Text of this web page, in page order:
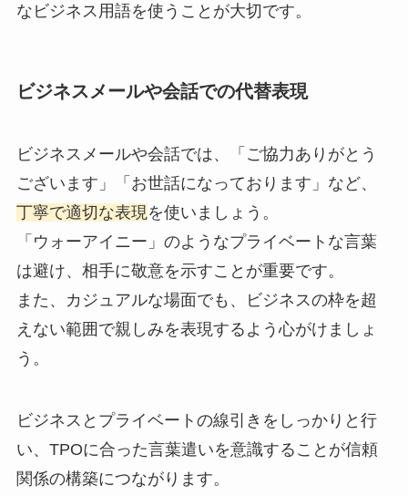
なビジネス用語を使うことが大切です。
ビジネスメールや会話での代替表現
ビジネスメールや会話では、「ご協力ありがとう
ございます」「お世話になっております」など、
丁寧で適切な表現を使いましょう。
「ウォーアイニー」のようなプライベートな言葉
は避け、相手に敬意を示すことが重要です。
また、カジュアルな場面でも、ビジネスの枠を超
えない範囲で親しみを表現するよう心がけましょ
う。
ビジネスとプライベートの線引きをしっかりと行
い、TPOに合った言葉遣いを意識することが信頼
関係の構築につながります。